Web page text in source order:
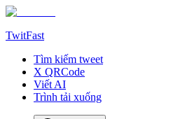
TwitFast
Tìm kiếm tweet
X QRCode
Viết AI
Trình tải xuống